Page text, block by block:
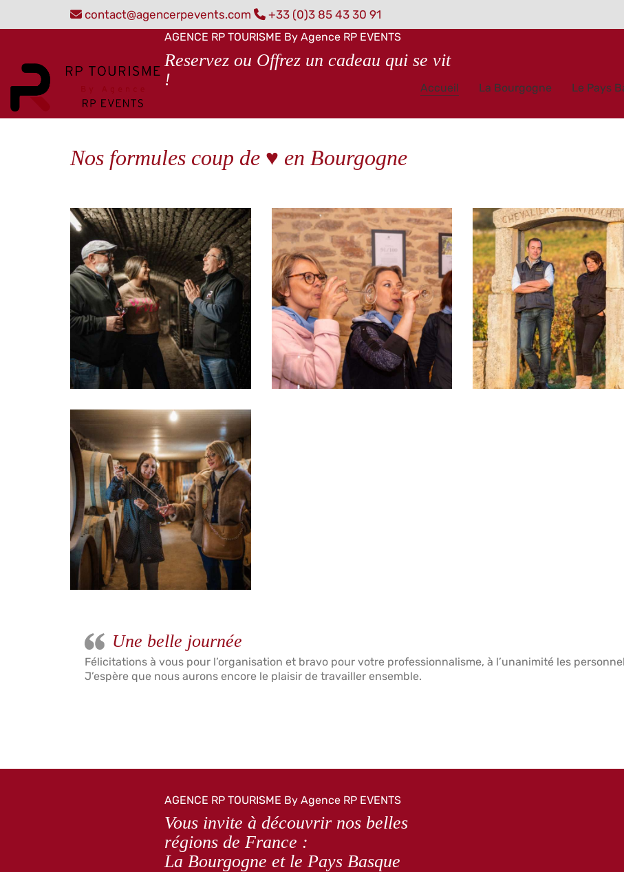
contact@agencerpevents.com +33 (0)3 85 43 30 91
Accueil La Bourgogne Le Pays
AGENCE RP TOURISME By Agence RP EVENTS
Reservez ou Offrez un cadeau qui se vit
!
Nos formules coup de ♥ en Bourgogne
Une belle journée
Félicitations à vous pour l’organisation et bravo pour votre professionnalisme, à l’unanimité les
J’espère que nous aurons encore le plaisir de travailler ensemble.
AGENCE RP TOURISME By Agence RP EVENTS
Vous invite à découvrir nos belles
régions de France :
La Bourgogne et le Pays Basque